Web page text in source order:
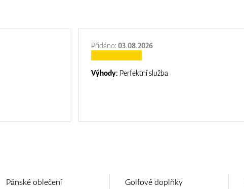
Přidáno:03.08.2026
Výhody: Perfektní služba
Pánské oblečení
Golfové doplňky